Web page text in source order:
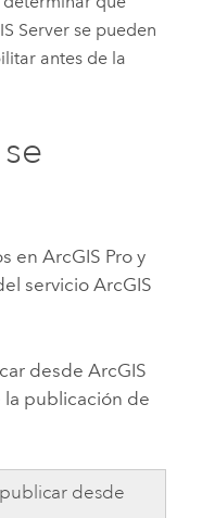
Serverse pueden
antes de la
enArcGIS Pro y
servicioArcGIS
desdeArcGIS
la publicación de
desde